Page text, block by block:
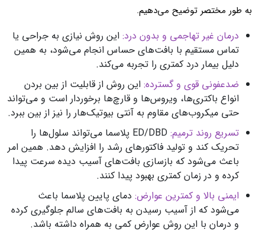
به طور مختصر توضیح می‌دهیم.
درمان غیر تهاجمی و بدون درد: این روش نیازی به جراحی یا
تماس مستقیم با بافت‌های حساس انجام می‌شود، به همین
دلیل بیمار درد کمتری را تجربه می‌کند.
ضدعفونی قوی و گسترده: این روش از قابلیت از بین بردن
انواع باکتری‌ها، ویروس‌ها و قارچ‌ها برخوردار است و می‌تواند
حتی میکروب‌های مقاوم به آنتی بیوتیک‌هار را نیز از بین ببرد.
تسریع روند ترمیم:
ED/DBD پلاسما می‌تواند سلول‌ها را
تحریک کند و تولید فاکتورهای رشد را افزایش دهد. همین امر
باعث می‌شود که بازسازی بافت‌های آسیب دیده سرعت پیدا
کرده و در زمان کمتری بهبود پیدا کنند.
ایمنی بالا و کمترین عوارض: دمای پایین پلاسما باعث
می‌شود که از آسیب رسیدن به بافت‌های سالم جلوگیری کرده
و درمان با این روش عوارض کمی به همراه داشته باشد.